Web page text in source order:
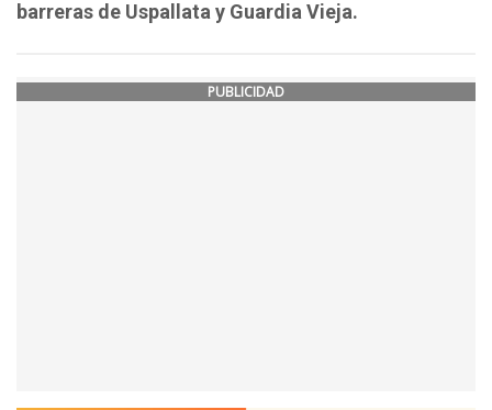
barreras de Uspallata y Guardia Vieja.
PUBLICIDAD